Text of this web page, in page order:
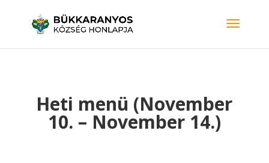
Heti menü (November
10. – November 14.)